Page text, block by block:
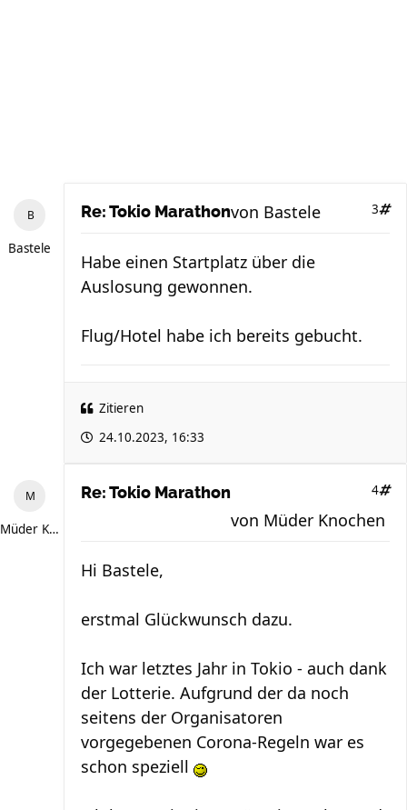
Bastele
Re: Tokio Marathon 3
von Bastele
Habe einen Startplatz über die
Auslosung gewonnen.
Flug/Hotel habe ich bereits gebucht.
Zitieren
24.10.2023, 16:33
Müder Knochen
Re: Tokio Marathon 4
von Müder Knochen
Hi Bastele,
erstmal Glückwunsch dazu.
Ich war letztes Jahr in Tokio - auch dank
der Lotterie. Aufgrund der da noch
seitens der Organisatoren
vorgegebenen Corona-Regeln war es
schon speziell